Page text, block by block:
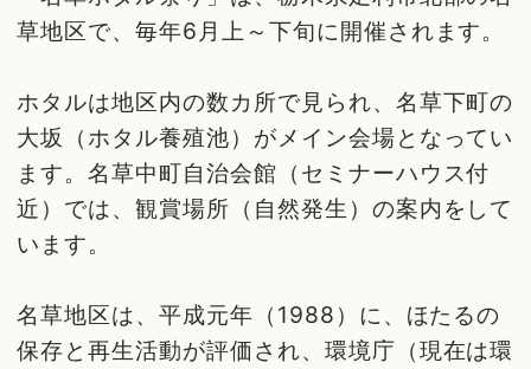
草地区で、毎年6月上～下旬に開催されます。
ホタルは地区内の数カ所で見られ、名草下町の
大坂（ホタル養殖池）がメイン会場となってい
ます。名草中町自治会館（セミナーハウス付
近）では、観賞場所（自然発生）の案内をして
います。
名草地区は、平成元年（1988）に、ほたるの
保存と再生活動が評価され、環境庁（現在は環